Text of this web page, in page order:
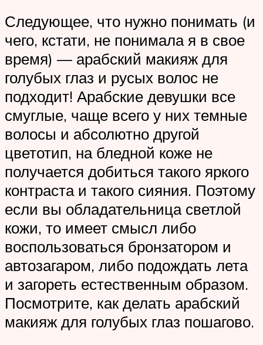
Следующее, что нужно понимать (и
чего, кстати, не понимала я в свое
время) — арабский макияж для
голубых глаз и русых волос не
подходит! Арабские девушки все
смуглые, чаще всего у них темные
волосы и абсолютно другой
цветотип, на бледной коже не
получается добиться такого яркого
контраста и такого сияния. Поэтому
если вы обладательница светлой
кожи, то имеет смысл либо
воспользоваться бронзатором и
автозагаром, либо подождать лета
и загореть естественным образом.
Посмотрите, как делать арабский
макияж для голубых глаз пошагово.